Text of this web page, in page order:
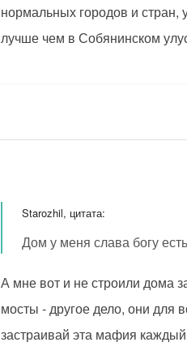
нормальных городов и
лучше чем в Собянинском
Starozhil, цитата:
Дом у меня слава богу есть
А мне вот и не строили дома
мосты - другое дело, они для
застраивай эта мафия каждый